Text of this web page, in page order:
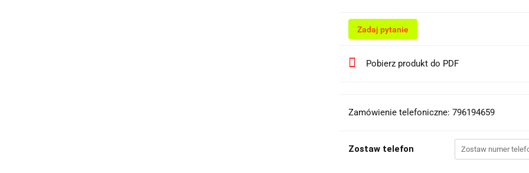
Zadaj pytanie
Pobierz produkt do PDF
Zamówienie telefoniczne: 796194659
Zostaw telefon